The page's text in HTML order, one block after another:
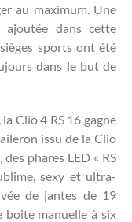
au maximum. Une
ajoutée dans cette
sports ont été
dans le but de
Clio 4 RS 16 gagne
issu de la Clio
phares LED « RS
sexy et ultra-
de jantes de 19
boite manuelle à six